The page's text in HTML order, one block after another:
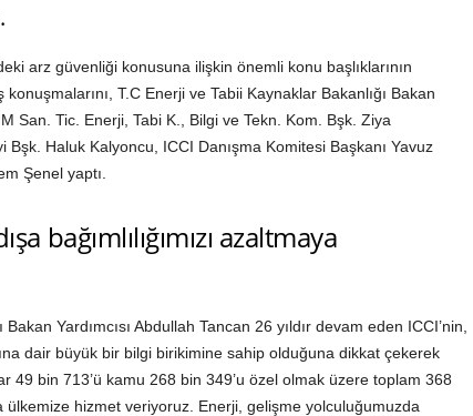
arz güvenliği konusuna ilişkin önemli konu başlıklarının
T.C Enerji ve Tabii Kaynaklar Bakanlığı Bakan
San. Tic. Enerji, Tabi K., Bilgi ve Tekn. Kom. Bşk. Ziya
Bşk. Haluk Kalyoncu, ICCI Danışma Komitesi Başkanı Yavuz
Şenel yaptı.
bağımlılığımızı azaltmaya
Yardımcısı Abdullah Tancan 26 yıldır devam eden ICCI’nin,
dair büyük bir bilgi birikimine sahip olduğuna dikkat çekerek
49 bin 713’ü kamu 268 bin 349’u özel olmak üzere toplam 368
ülkemize hizmet veriyoruz. Enerji, gelişme yolculuğumuzda